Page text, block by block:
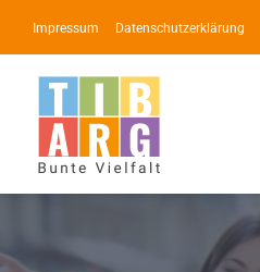
Inhalt
springen
Impressum Datenschutzerklärung